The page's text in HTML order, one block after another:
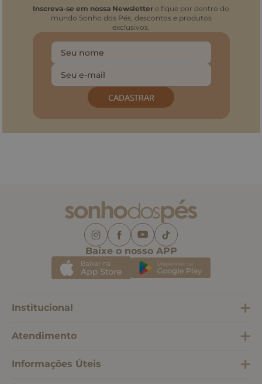
Inscreva-se em nossa Newsletter e fique por dentro do
mundo Sonho dos Pés, descontos e produtos
exclusivos.
CADASTRAR
Baixe o nosso APP
Institucional
Atendimento
Informações Úteis